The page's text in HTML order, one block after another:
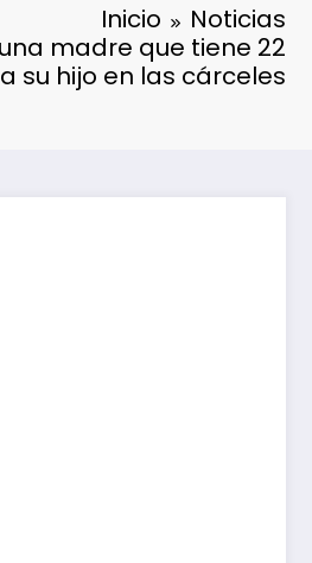
Inicio
Noticias
madre que tiene 22
su hijo en las cárceles